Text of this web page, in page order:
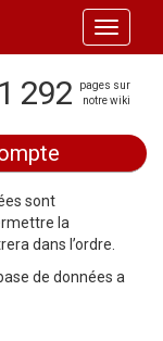
Toggle
1 292
pages sur
notre wiki
sont
la
dans l’ordre.
de données a